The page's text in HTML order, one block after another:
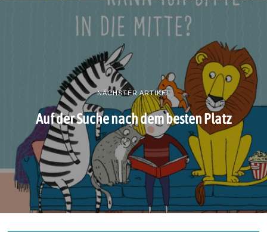
NÄCHSTER ARTIKEL
Auf der Suche nach dem besten Platz